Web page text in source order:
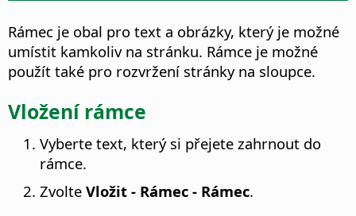
Rámec je obal pro text a obrázky, který je možné
umístit kamkoliv na stránku. Rámce je možné
použít také pro rozvržení stránky na sloupce.
Vložení rámce
Vyberte text, který si přejete zahrnout do
rámce.
Zvolte Vložit - Rámec - Rámec.